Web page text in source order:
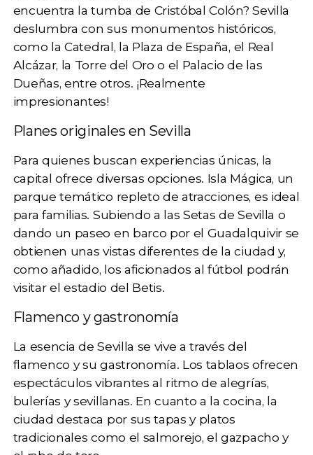
encuentra la tumba de Cristóbal Colón? Sevilla
deslumbra con sus monumentos históricos,
como la Catedral, la Plaza de España, el Real
Alcázar, la Torre del Oro o el Palacio de las
Dueñas, entre otros. ¡Realmente
impresionantes!
Planes originales en Sevilla
Para quienes buscan experiencias únicas, la
capital ofrece diversas opciones. Isla Mágica, un
parque temático repleto de atracciones, es ideal
para familias. Subiendo a lasSetas de Sevilla o
dando un paseo en barco por el Guadalquivir se
obtienen unas vistas diferentes de la ciudad y,
como añadido, los aficionados al fútbol podrán
visitar el estadio del Betis.
Flamenco y gastronomía
La esencia de Sevilla se vive a través del
flamenco y su gastronomía. Los tablaos ofrecen
espectáculos vibrantes al ritmo de alegrías,
bulerías y sevillanas. En cuanto a la cocina, la
ciudad destaca por sus tapas y platos
tradicionales como el salmorejo, el gazpacho y